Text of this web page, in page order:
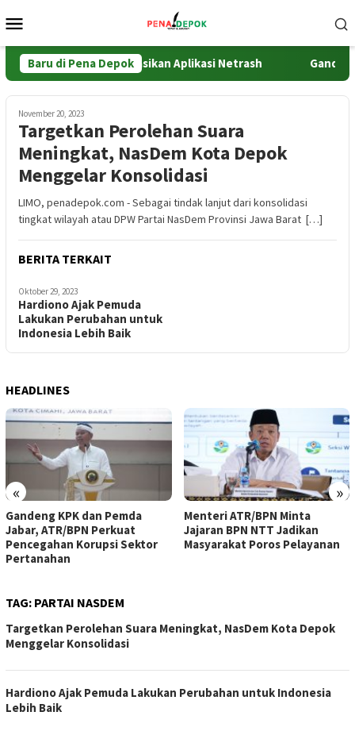
ke
Mobile
Baru di Pena Depok
UPER Implementasikan Aplikasi Netrash Gandeng
November 20, 2023
Targetkan Perolehan Suara
Meningkat, NasDem Kota Depok
Menggelar Konsolidasi
LIMO, penadepok.com - Sebagai tindak lanjut dari konsolidasi
tingkat wilayah atau DPW Partai NasDem Provinsi Jawa Barat […]
BERITA TERKAIT
Oktober 29, 2023
Hardiono Ajak Pemuda
Lakukan Perubahan untuk
Indonesia Lebih Baik
HEADLINES
« »
Gandeng KPK dan Pemda
Jabar, ATR/BPN Perkuat
Pencegahan Korupsi Sektor
Pertanahan
Menteri ATR/BPN Minta
Jajaran BPN NTT Jadikan
Masyarakat Poros Pelayanan
TAG: PARTAI NASDEM
Targetkan Perolehan Suara Meningkat, NasDem Kota Depok
Menggelar Konsolidasi
Hardiono Ajak Pemuda Lakukan Perubahan untuk Indonesia
Lebih Baik